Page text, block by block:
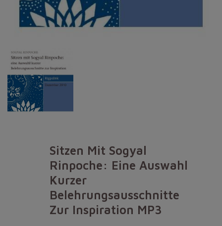
Sitzen Mit Sogyal
Rinpoche: Eine Auswahl
Kurzer
Belehrungsausschnitte
Zur Inspiration MP3